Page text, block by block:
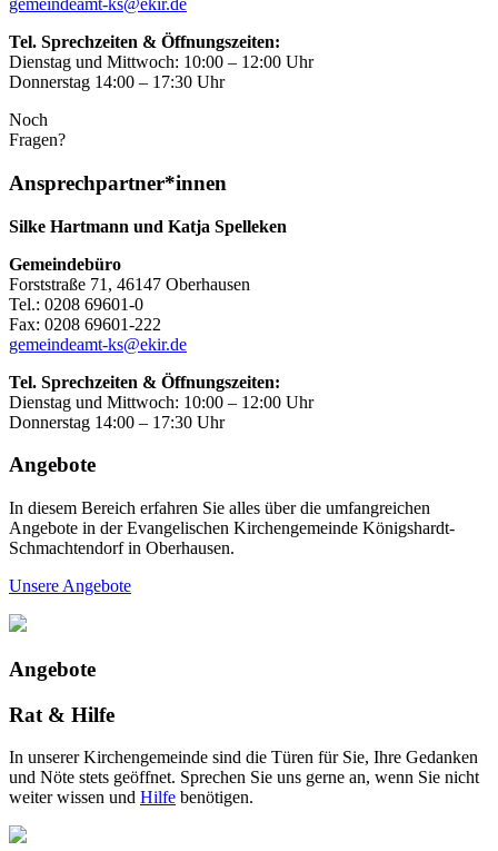
gemeindeamt-ks@ekir.de
Tel. Sprechzeiten & Öffnungszeiten:
Dienstag und Mittwoch: 10:00 – 12:00 Uhr
Donnerstag 14:00 – 17:30 Uhr
Noch
Fragen?
Ansprechpartner*innen
Silke Hartmann und Katja Spelleken
Gemeindebüro
Forststraße 71, 46147 Oberhausen
Tel.: 0208 69601-0
Fax: 0208 69601-222
gemeindeamt-ks@ekir.de
Tel. Sprechzeiten & Öffnungszeiten:
Dienstag und Mittwoch: 10:00 – 12:00 Uhr
Donnerstag 14:00 – 17:30 Uhr
Angebote
In diesem Bereich erfahren Sie alles über die umfangreichen
Angebote in der Evangelischen Kirchengemeinde Königshardt-
Schmachtendorf in Oberhausen.
Unsere Angebote
Angebote
Rat & Hilfe
In unserer Kirchengemeinde sind die Türen für Sie, Ihre Gedanken
und Nöte stets geöffnet. Sprechen Sie uns gerne an, wenn Sie nicht
weiter wissen und Hilfe benötigen.